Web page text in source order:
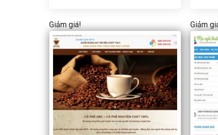
Giảm giá! Giảm